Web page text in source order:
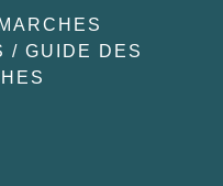
/ GUIDE DES